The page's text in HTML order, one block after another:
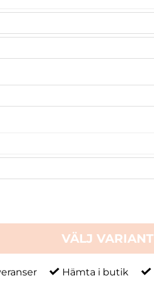
VÄLJ VARIANT
Hämta i butik